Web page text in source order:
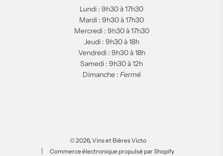
Lundi : 9h30 à 17h30
Mardi : 9h30 à 17h30
Mercredi : 9h30 à 17h30
Jeudi : 9h30 à 18h
Vendredi : 9h30 à 18h
Samedi : 9h30 à 12h
Dimanche : Fermé
© 2026, Vins et Bières Victo
Commerce électronique propulsé par Shopify